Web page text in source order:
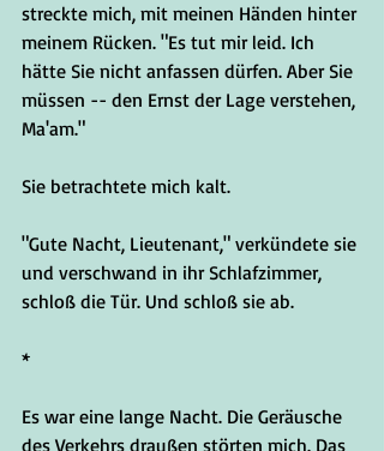
streckte mich, mit meinen Händen hinter
meinem Rücken. "Es tut mir leid. Ich
hätte Sie nicht anfassen dürfen. Aber Sie
müssen -- den Ernst der Lage verstehen,
Ma'am."
Sie betrachtete mich kalt.
"Gute Nacht, Lieutenant," verkündete sie
und verschwand in ihr Schlafzimmer,
schloß die Tür. Und schloß sie ab.
*
Es war eine lange Nacht. Die Geräusche
des Verkehrs draußen störten mich. Das